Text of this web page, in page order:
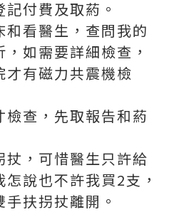
付費及取葯。
看醫生，查問我的
如需要詳細檢查，
有磁力共震機檢
查，先取報告和葯
，可惜醫生只許給
說也不許我買2支，
扶拐扙離開。